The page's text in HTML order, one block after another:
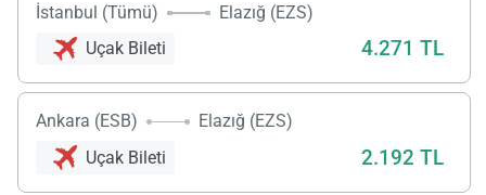
İstanbul (Tümü)
Elazığ (EZS)
Uçak Bileti
4.271 TL
Ankara (ESB)
Elazığ (EZS)
Uçak Bileti
2.192 TL